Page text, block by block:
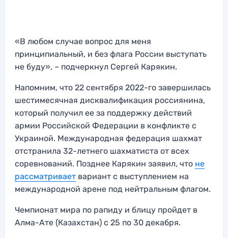
«В любом случае вопрос для меня
принципиальный, и без флага России выступать
не буду», – подчеркнул Сергей Карякин.
Напомним, что 22 сентября 2022-го завершилась
шестимесячная дисквалификация россиянина,
который получил ее за поддержку действий
армии Российской Федерации в конфликте с
Украиной. Международная федерация шахмат
отстранила 32-летнего шахматиста от всех
соревнований. Позднее Карякин заявил, что не
рассматривает вариант с выступлением на
международной арене под нейтральным флагом.
Чемпионат мира по рапиду и блицу пройдет в
Алма-Ате (Казахстан) с 25 по 30 декабря.